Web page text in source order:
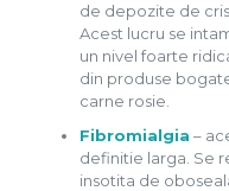
de depozite de
Acest lucru se
un nivel foarte
din produse
carne rosie.
Fibromialgia –
definitie larga. Se
insotita de